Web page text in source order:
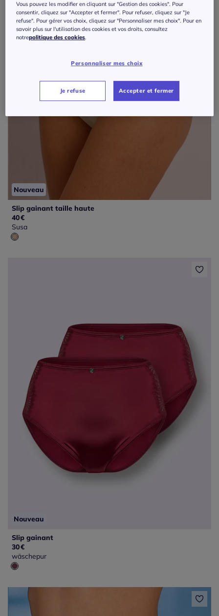
Nouveau
Slip gainant taille haute
40€
Susa
Nouveau
Slip gainant
30€
wäschepur
Vous pouvez les modifier en cliquant sur "Gestion des cookies". Pour
consentir, cliquez sur "Accepter et fermer". Pour refuser, cliquez sur "Je
refuse". Pour gérer vos choix, cliquez sur "Personnaliser mes choix". Pour en
savoir plus sur l'utilisation des cookies et vos droits, consultez
notrepolitique des cookies.
Personnaliser mes choix
Je refuse Accepter et fermer